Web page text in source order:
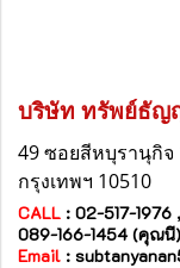
บริษัท ทรัพย์ธั
49 ซอยสีหบุรานุกิ
กรุงเทพฯ 10510
CALL : 02-517-
089-166-1454 (คุณ
Email :